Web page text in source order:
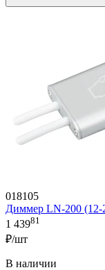
018105
Диммер LN-200 (12-
1 43981
₽/шт
В наличии